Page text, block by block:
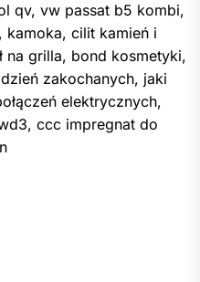
qv, vw passat b5 kombi,
kamoka, cilit kamień i
na grilla, bond kosmetyki,
zakochanych, jaki
elektrycznych,
ccc impregnat do